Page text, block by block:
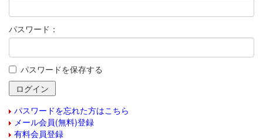
パスワード：
パスワードを保存する
パスワードを忘れた方はこちら
メール会員(無料)登録
有料会員登録